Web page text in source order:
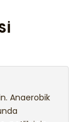
Anaerobik